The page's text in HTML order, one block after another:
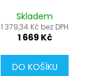
Skladem
1 379,34 Kč bez DPH
1 669 Kč
DO KOŠÍKU